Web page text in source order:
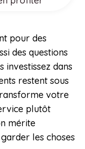
pour des
des questions
investissez dans
restent sous
votre
plutôt
mérite
les choses